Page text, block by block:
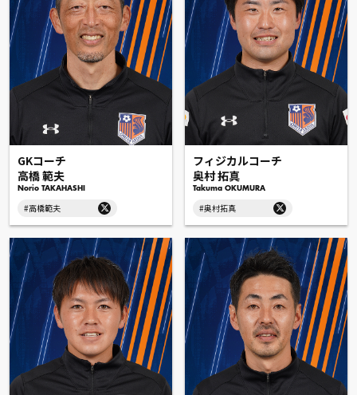
GKコーチ
高橋 範夫
Norio TAKAHASHI
#高橋範夫
フィジカルコーチ
奥村 拓真
Takuma OKUMURA
#奥村拓真